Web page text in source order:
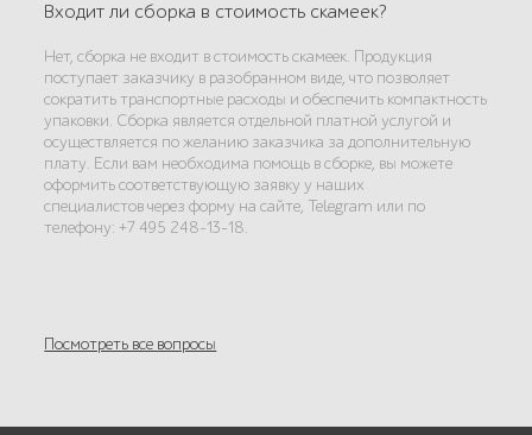
Входит ли сборка в стоимость скамеек?
Нет, сборка не входит в стоимость скамеек. Продукция
поступает заказчику в разобранном виде, что позволяет
сократить транспортные расходы и обеспечить компактность
упаковки. Сборка является отдельной платной услугой и
осуществляется по желанию заказчика за дополнительную
плату. Если вам необходима помощь в сборке, вы можете
оформить соответствующую заявку у наших
специалистов через форму на сайте, Telegram или по
телефону: +7 495 248-13-18.
Посмотреть все вопросы